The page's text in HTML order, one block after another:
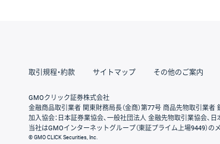
取引規程・約款 サイトマップ その他のご案内
GMOクリック証券株式会社
金融商品取引業者 関東財務局長（金商）第77号 商品先物取引業
加入協会：日本証券業協会、一般社団法人 金融先物取引業協会、
当社はGMOインターネットグループ（東証プライム上場9449）の
© GMO CLICK Securities, Inc.